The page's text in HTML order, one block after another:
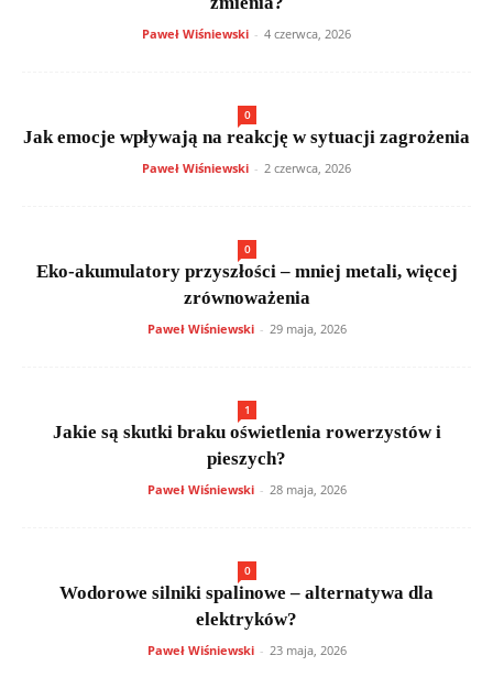
Paweł Wiśniewski - 4 czerwca, 2026
0
Jak emocje wpływają na reakcję w sytuacji zagrożenia
Paweł Wiśniewski - 2 czerwca, 2026
0
Eko-akumulatory przyszłości – mniej metali, więcej
zrównoważenia
Paweł Wiśniewski - 29 maja, 2026
1
Jakie są skutki braku oświetlenia rowerzystów i
pieszych?
Paweł Wiśniewski - 28 maja, 2026
0
Wodorowe silniki spalinowe – alternatywa dla
elektryków?
Paweł Wiśniewski - 23 maja, 2026